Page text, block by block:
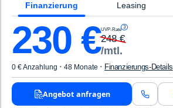
Finanzierung Leasing
230 €UVP-Rate 3
248€
/mtl.
0 € Anzahlung · 48 Monate · Finanzierungs-Details
Angebot anfragen